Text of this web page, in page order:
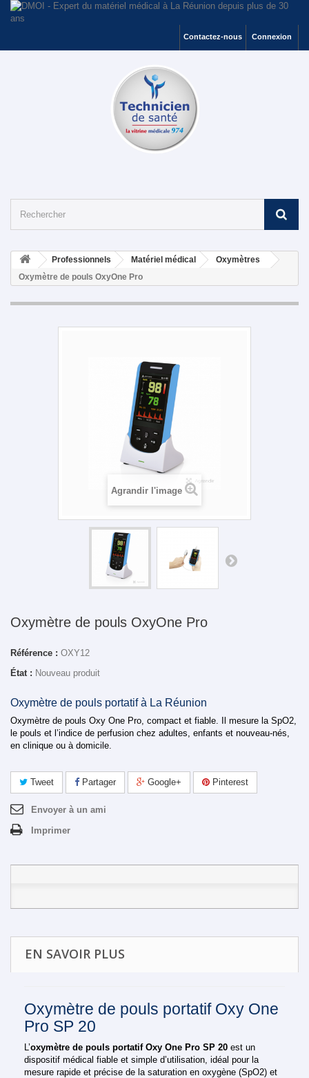
Connexion
Contactez-nous
Professionnels Matériel médical
Oxymètres
Oxymètre de pouls OxyOne Pro
Agrandir l'image
Oxymètre de pouls OxyOne Pro
Référence : OXY12
État : Nouveau produit
Oxymètre de pouls portatif à La Réunion
Oxymètre de pouls Oxy One Pro, compact et fiable. Il mesure la SpO2,
le pouls et l’indice de perfusion chez adultes, enfants et nouveau-nés,
en clinique ou à domicile.
Tweet Partager Google+ Pinterest
Envoyer à un ami
Imprimer
EN SAVOIR PLUS
Oxymètre de pouls portatif Oxy One
Pro SP 20
L’oxymètre de pouls portatif Oxy One Pro SP 20 est un
dispositif médical fiable et simple d’utilisation, idéal pour la
mesure rapide et précise de la saturation en oxygène (SpO2) et